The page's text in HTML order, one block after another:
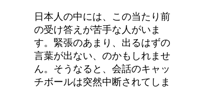
日本人の中には、この当たり前
の受け答えが苦手な人がいま
す。緊張のあまり、出るはずの
言葉が出ない、のかもしれませ
ん。そうなると、会話のキャッ
チボールは突然中断されてしま